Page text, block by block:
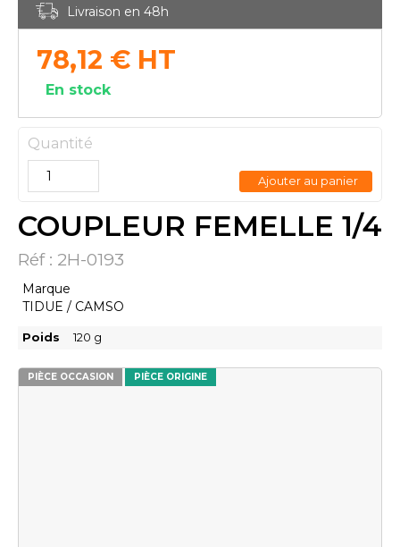
PIÈCE OCCASION PIÈCE ORIGINE
COUPLEUR FEMELLE 1/4
Réf : 2H-0193
Marque
TIDUE / CAMSO
Poids 120 g
Livraison en 48h
78,12 € HT
En stock
Quantité
Ajouter au panier